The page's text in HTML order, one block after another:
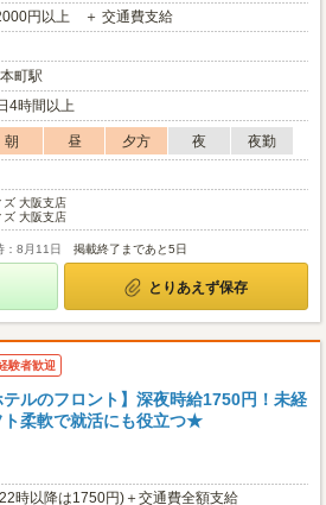
円以上 ＋ 交通費支給
町駅
4時間以上
朝 昼 夕方 夜
夜勤
ズ 大阪支店
ズ 大阪支店
：8月11日 掲載終了まであと5日
とりあえず保存
験者歓迎
テルのフロント】深夜時給1750円！未経
柔軟で就活にも役立つ★
時以降は1750円)＋交通費全額支給